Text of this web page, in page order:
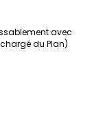
avec
du Plan)